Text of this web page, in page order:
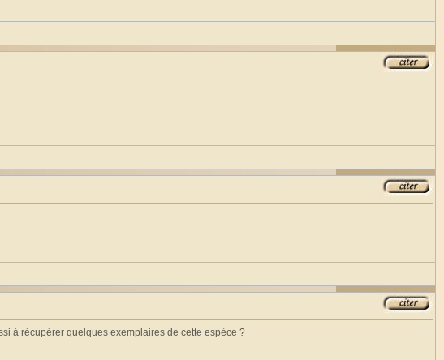
à récupérer quelques exemplaires de cette espèce ?